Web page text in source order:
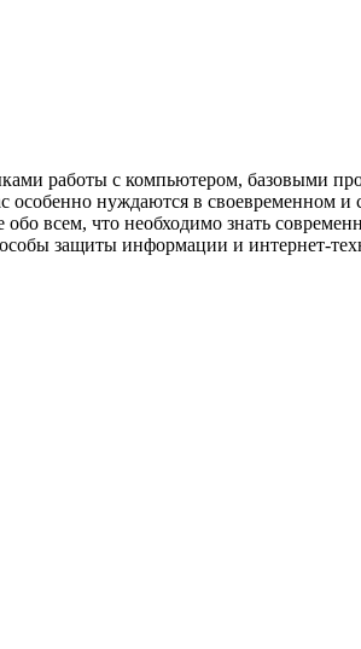
работы с компьютером, базовыми
нуждаются в своевременном
всем, что необходимо знать
защиты информации и интернет-